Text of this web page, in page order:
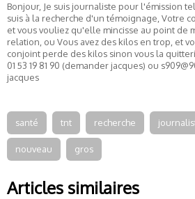
Bonjour, Je suis journaliste pour l'émission
suis à la recherche d'un témoignage, Votre
et vous vouliez qu'elle mincisse au point de
relation, ou Vous avez des kilos en trop, et
conjoint perde des kilos sinon vous la
01 53 19 81 90 (demander jacques) ou
jacques
santé tnt recherche
nouveau gros
Articles similaires